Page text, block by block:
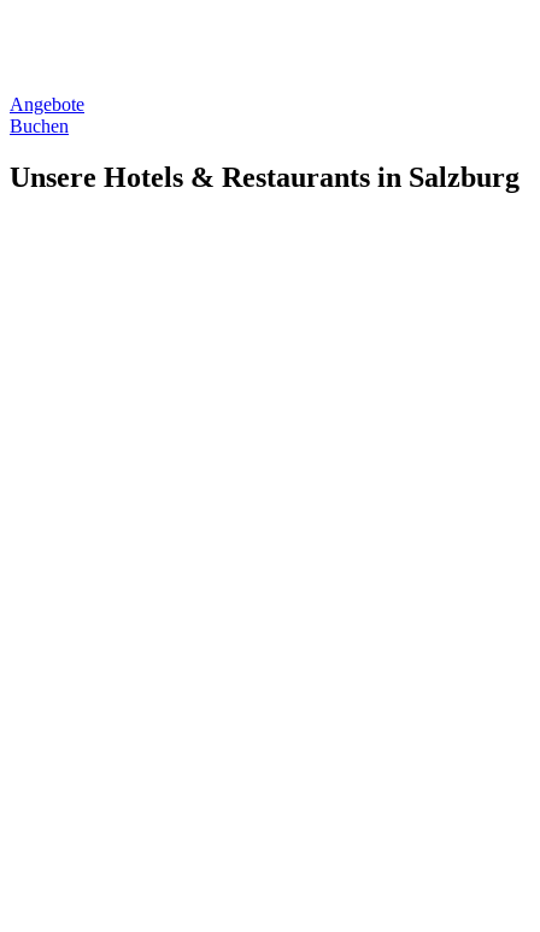
Angebote
Buchen
Unsere Hotels & Restaurants in Salzburg